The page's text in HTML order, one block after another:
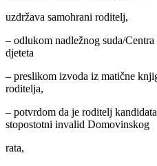
uzdržava samohrani roditelj,
– odlukom nadležnog suda/
djeteta
– preslikom izvoda iz matične
roditelja,
– potvrdom da je roditelj
stopostotni invalid Domovinskog
rata,